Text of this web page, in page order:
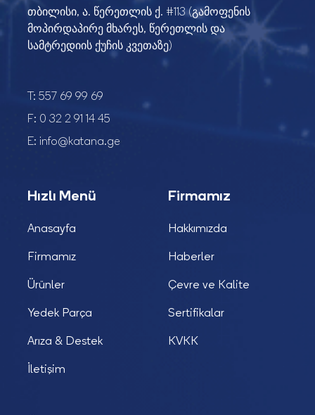
თბილისი, ა. წერეთლის ქ. #113 (გამოფენის
მოპირდაპირე მხარეს, წერეთლის და
სამტრედიის ქუჩის კვეთაზე)
T: 557 69 99 69
F: 0 32 2 91 14 45
E: info@katana.ge
Hızlı Menü
Anasayfa
Firmamız
Ürünler
Yedek Parça
Arıza & Destek
İletişim
Firmamız
Hakkımızda
Haberler
Çevre ve Kalite
Sertifikalar
KVKK